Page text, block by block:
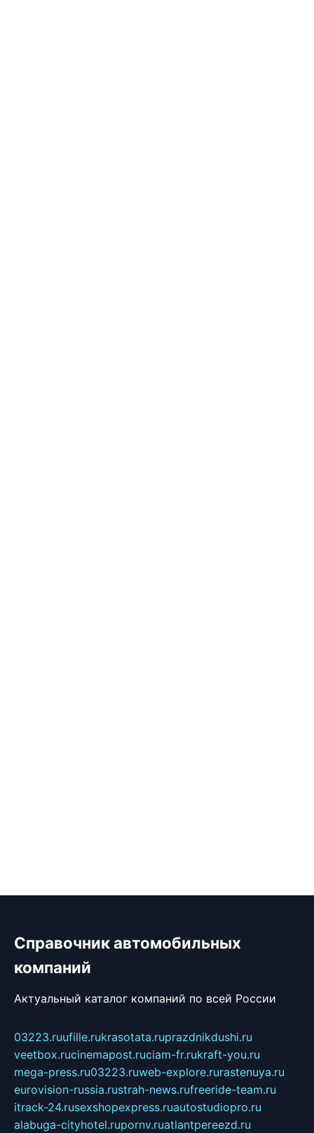
Справочник автомобильных
компаний
Актуальный каталог компаний по всей России
03223.ruufille.rukrasotata.ruprazdnikdushi.ru
veetbox.rucinemapost.ruciam-fr.rukraft-you.ru
mega-press.ru03223.ruweb-explore.rurastenuya.ru
eurovision-russia.rustrah-news.rufreeride-team.ru
itrack-24.rusexshopexpress.ruautostudiopro.ru
alabuga-cityhotel.rupornv.ruatlantpereezd.ru